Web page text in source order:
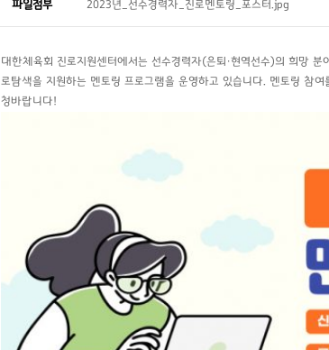
파일첨부 2023년_선수경력자_진로멘토링_포스터.jpg
대한체육회 진로지원센터에서는 선수경력자(은퇴・현역선수)의 희망
로탐색을 지원하는 멘토링 프로그램을 운영하고 있습니다. 멘토링 참
청바랍니다!